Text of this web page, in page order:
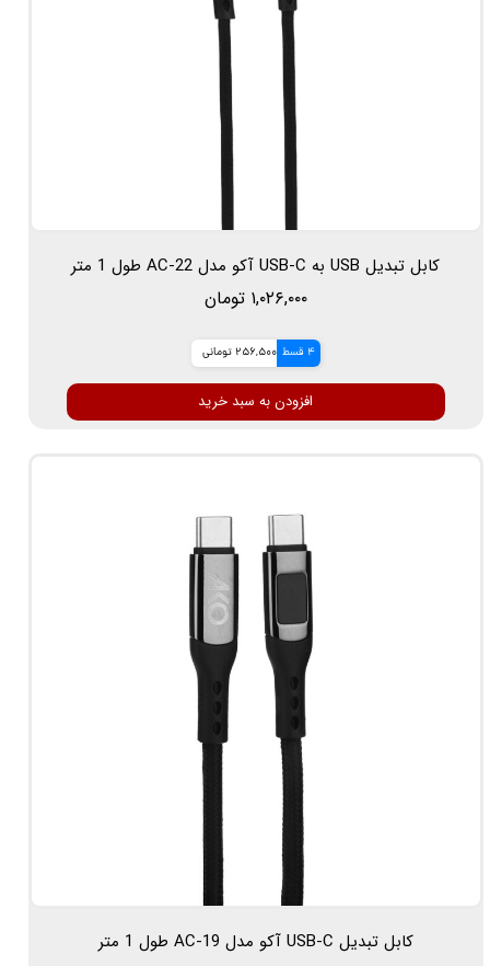
کابل تبدیل USB به USB-C آکو مدل AC-22 طول 1 متر
۱,۰۲۶,۰۰۰ تومان
4 قسط 256,500 تومانی
افزودن به سبد خرید
کابل تبدیل USB-C آکو مدل AC-19 طول 1 متر